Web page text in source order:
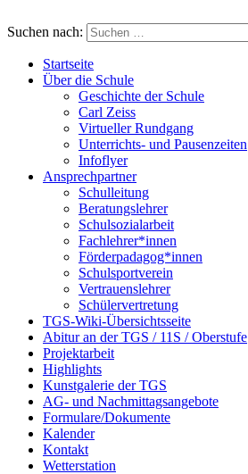
Suchen nach:
Startseite
Über die Schule
Geschichte der Schule
Carl Zeiss
Virtueller Rundgang
Unterrichts- und Pausenzeiten
Infoflyer
Ansprechpartner
Schulleitung
Beratungslehrer
Schulsozialarbeit
Fachlehrer*innen
Förderpadagog*innen
Schulsportverein
Vertrauenslehrer
Schülervertretung
TGS-Wiki-Übersichtsseite
Abitur an der TGS / 11S / Oberstufe
Projektarbeit
Highlights
Kunstgalerie der TGS
AG- und Nachmittagsangebote
Formulare/Dokumente
Kalender
Kontakt
Wetterstation